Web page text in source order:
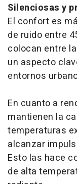
Silenciosas y
El confort es
de ruido entre
colocan entre
un aspecto
entornos
En cuanto a
mantienen la
temperaturas
alcanzar
Esto las hace
de alta